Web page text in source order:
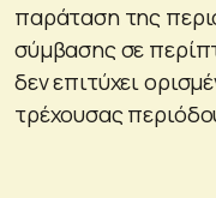
παράταση της
σύμβασης σε
δεν επιτύχει
τρέχουσας